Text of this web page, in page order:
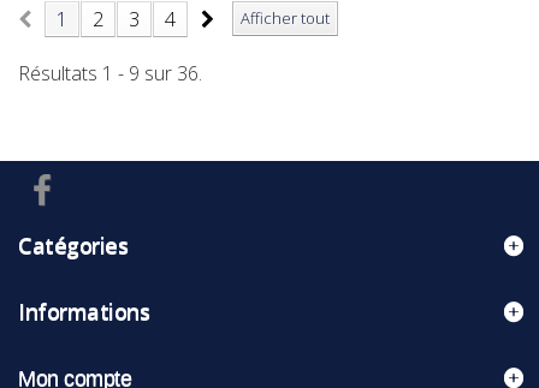
Afficher tout
1 2 3 4
Résultats 1 - 9 sur 36.
Catégories
Informations
Mon compte